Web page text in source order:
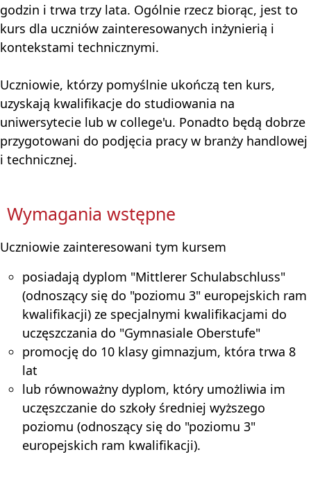
godzin i trwa trzy lata. Ogólnie rzecz biorąc, jest to
kurs dla uczniów zainteresowanych inżynierią i
kontekstami technicznymi.
Uczniowie, którzy pomyślnie ukończą ten kurs,
uzyskają kwalifikacje do studiowania na
uniwersytecie lub w college'u. Ponadto będą dobrze
przygotowani do podjęcia pracy w branży handlowej
i technicznej.
Wymagania wstępne
Uczniowie zainteresowani tym kursem
posiadają dyplom "Mittlerer Schulabschluss"
(odnoszący się do "poziomu 3" europejskich ram
kwalifikacji) ze specjalnymi kwalifikacjami do
uczęszczania do "Gymnasiale Oberstufe"
promocję do 10 klasy gimnazjum, która trwa 8
lat
lub równoważny dyplom, który umożliwia im
uczęszczanie do szkoły średniej wyższego
poziomu (odnoszący się do "poziomu 3"
europejskich ram kwalifikacji).